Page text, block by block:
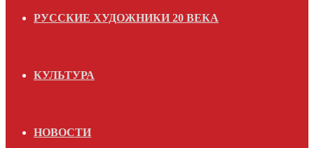
РУССКИЕ ХУДОЖНИКИ 20 ВЕКА
КУЛЬТУРА
НОВОСТИ